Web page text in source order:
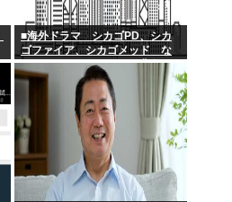
■海外ドラマ シカゴPD、シカ
ゴファイア、シカゴメッド な
ぜあの人は、あそこまで背負う
のか